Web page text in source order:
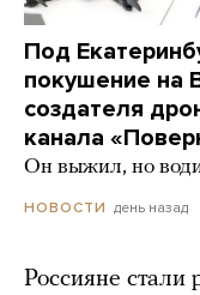
Под
покушение на
создателя
канала
Он выжил, но
НОВОСТИ день назад
Россияне стали